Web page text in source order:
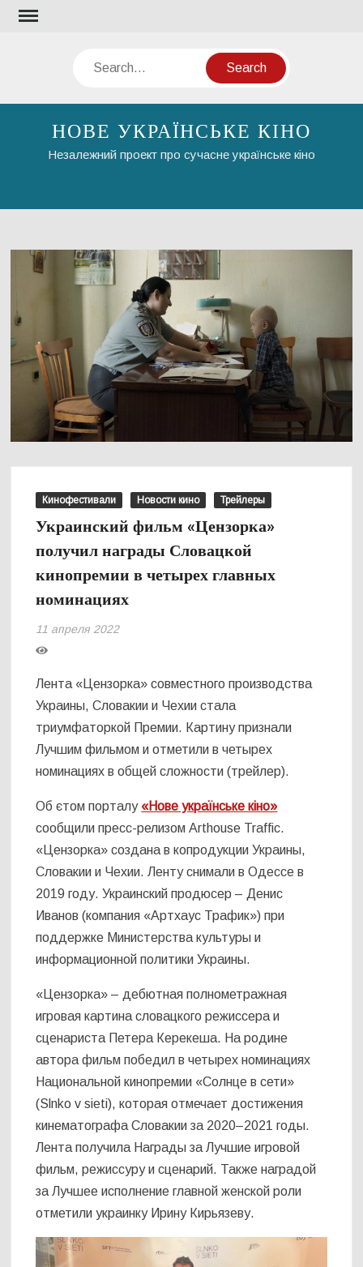
Skip
Search
НОВЕ УКРАЇНСЬКЕ КІНО
Незалежний проект про сучасне українське кіно
Кинофестивали Новости кино Трейлеры
Украинский фильм «Цензорка»
получил награды Словацкой
кинопремии в четырех главных
номинациях
11 апреля 2022
Лента «Цензорка» совместного производства
Украины, Словакии и Чехии стала
триумфаторкой Премии. Картину признали
Лучшим фильмом и отметили в четырех
номинациях в общей сложности (трейлер).
Об єтом порталу «Нове українське кіно»
сообщили пресс-релизом Arthouse Traffic.
«Цензорка» создана в копродукции Украины,
Словакии и Чехии. Ленту снимали в Одессе в
2019 году. Украинский продюсер – Денис
Иванов (компания «Артхаус Трафик») при
поддержке Министерства культуры и
информационной политики Украины.
«Цензорка» – дебютная полнометражная
игровая картина словацкого режиссера и
сценариста Петера Керекеша. На родине
автора фильм победил в четырех номинациях
Национальной кинопремии «Солнце в сети»
(Slnko v sieti), которая отмечает достижения
кинематографа Словакии за 2020–2021 годы.
Лента получила Награды за Лучшие игровой
фильм, режиссуру и сценарий. Также наградой
за Лучшее исполнение главной женской роли
отметили украинку Ирину Кирьязеву.